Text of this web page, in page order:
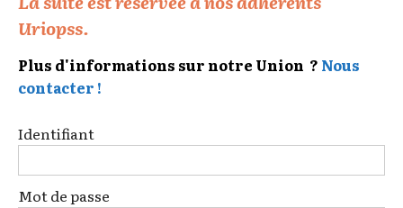
Uriopss.
Plus d'informations sur notre Union ? Nous
contacter !
Identifiant
Mot de passe